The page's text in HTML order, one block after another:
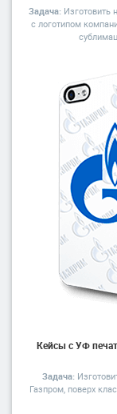
Стойкая
Яркие
от 370 ₽
100 шт.
При заказе тиража
18.12.23— дизайн
Для малых тиражей
дизайн бесплатнов
Посчитать свой
Задача:Изготовить
с логотипом
Кейсы с УФ
Задача:
Газпром, поверх